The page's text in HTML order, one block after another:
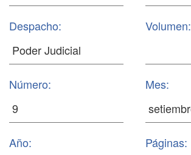
Despacho: Volumen:
Número: Mes:
Año: Páginas: